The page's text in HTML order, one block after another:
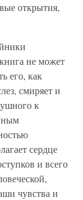
открытия,
не может
его, как
смиряет и
к
сердце
и всего
чувства и